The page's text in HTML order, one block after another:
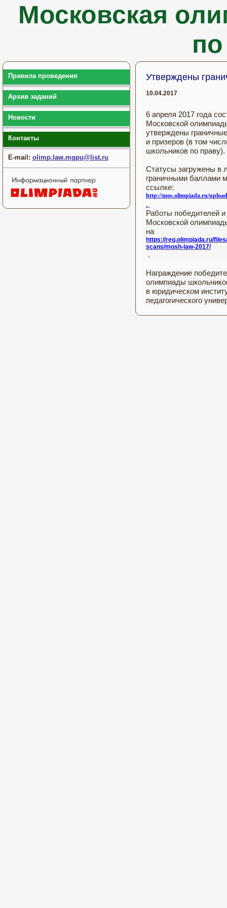
Московская
Правила проведения
Архив заданий
Новости
Контакты
E-mail: olimp.law.mgpu@list.ru
Утверждены
10.04.2017
6 апреля 2017 года
Московской
утверждены
и призеров (в том
школьников по праву).
Статусы загружены в
граничными баллами
ссылке:
http://mos.olimpiada.ru/
.
Работы победителей
Московской
на
https://reg.olimpiada.ru/
scans/mosh-law-2017/
.
Награждение
олимпиады
в юридическом
педагогического